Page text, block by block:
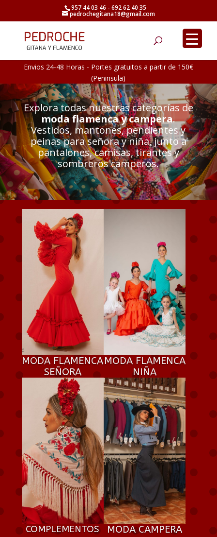
957 44 03 46 - 692 62 40 35
pedrochegitana18@gmail.com
Envios 24-48 Horas - Portes gratuitos a partir de 150€
(Peninsula)
Explora todas nuestras categorías de
moda flamenca y campera.
Vestidos, mantones, pendientes y
peinas para señora y niña, junto a
pantalones, camisas, tirantes y
sombreros camperos.
MODA FLAMENCA
SEÑORA
MODA FLAMENCA
NIÑA
COMPLEMENTOS
MODA CAMPERA